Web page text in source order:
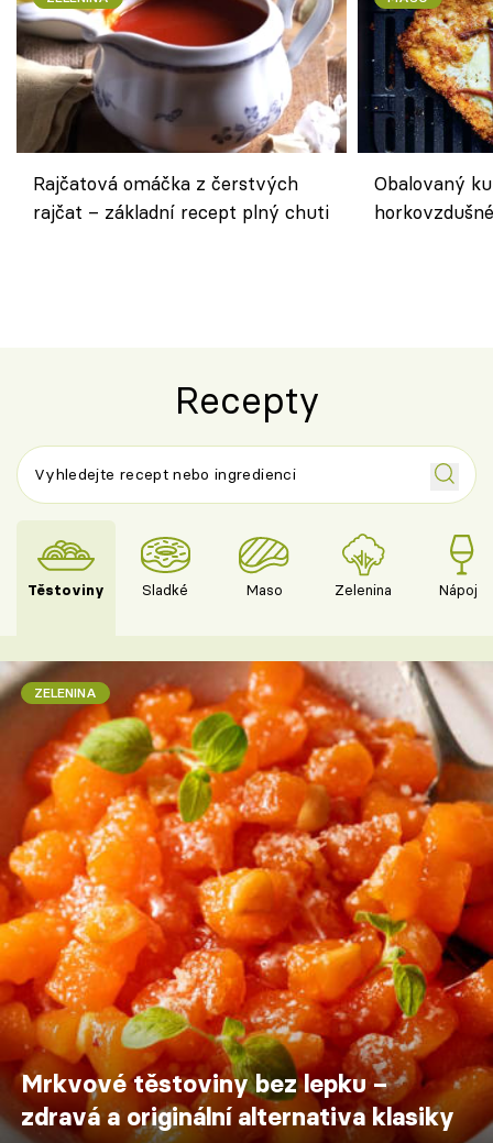
Rajčatová omáčka z čerstvých
rajčat – základní recept plný chuti
Obalovaný
Recepty
Těstoviny Sladké Maso Zelenina Nápoje
ZELENINA
Mrkvové těstoviny bez lepku –
zdravá a originální alternativa klasiky